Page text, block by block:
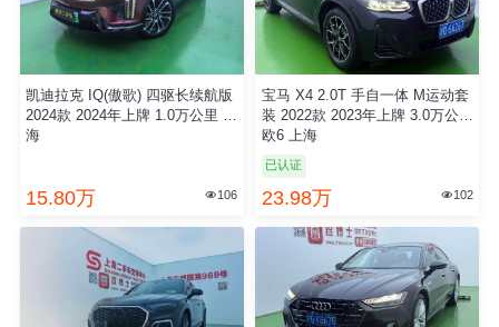
凯迪拉克 IQ(傲歌) 四驱长续航版
2024款 2024年上牌 1.0万公里 上
海
15.80万  106
宝马 X4 2.0T 手自一体 M运动套
装 2022款 2023年上牌 3.0万公里
欧6 上海
已认证
23.98万  102